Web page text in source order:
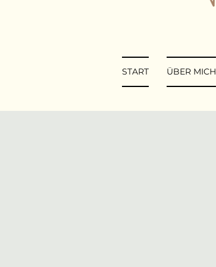
START ÜBER MICH